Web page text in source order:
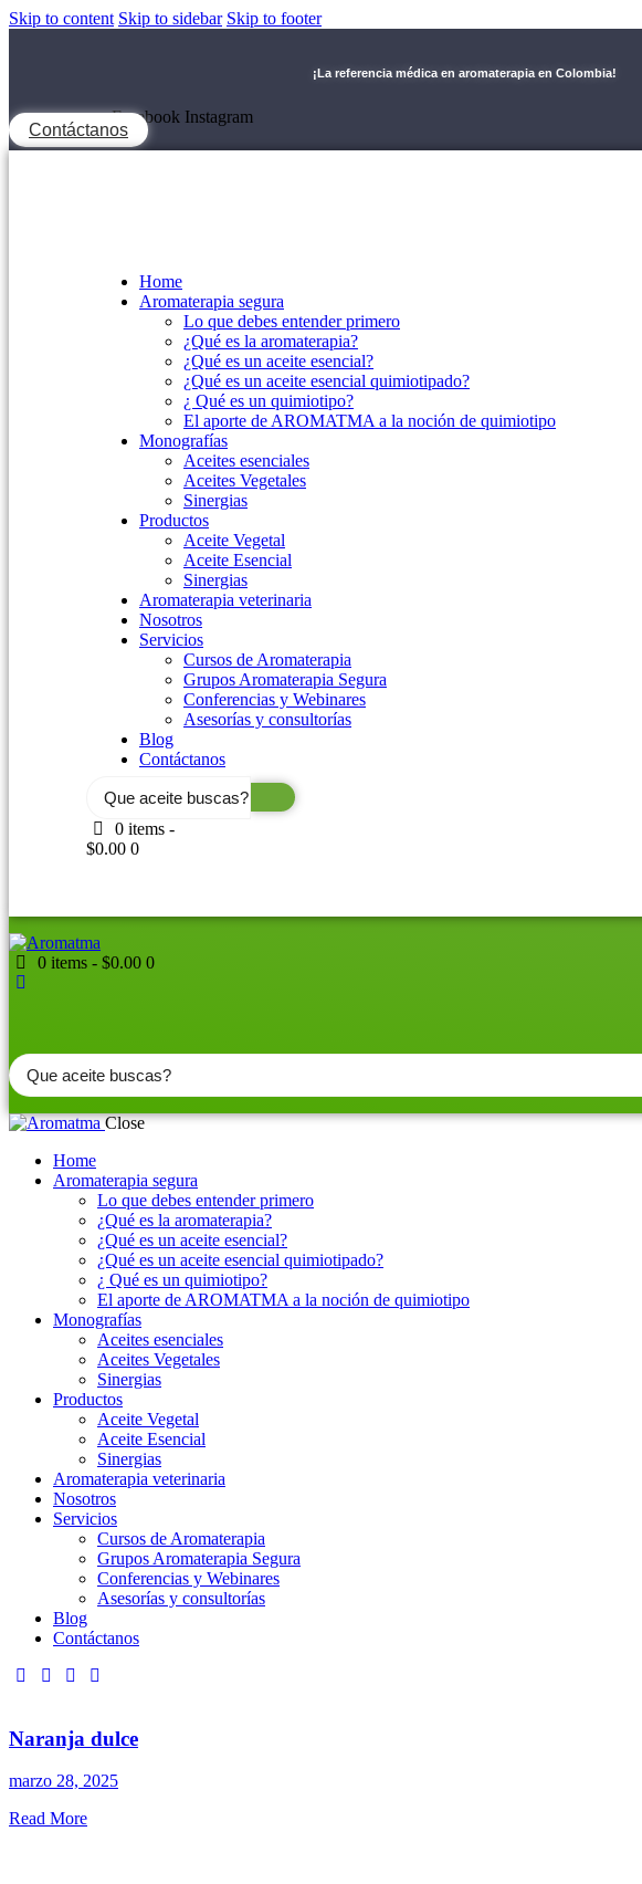
Skip to content Skip to sidebar Skip to footer
¡La referencia médica en aromaterapia en Colombia!
Facebook Instagram
Contáctanos
Home
Aromaterapia segura
Lo que debes entender primero
¿Qué es la aromaterapia?
¿Qué es un aceite esencial?
¿Qué es un aceite esencial quimiotipado?
¿ Qué es un quimiotipo?
El aporte de AROMATMA a la noción de quimiotipo
Monografías
Aceites esenciales
Aceites Vegetales
Sinergias
Productos
Aceite Vegetal
Aceite Esencial
Sinergias
Aromaterapia veterinaria
Nosotros
Servicios
Cursos de Aromaterapia
Grupos Aromaterapia Segura
Conferencias y Webinares
Asesorías y consultorías
Blog
Contáctanos
0 items -
$0.00 0
0 items -$0.00 0
Search
...
Close
Home
Aromaterapia segura
Lo que debes entender primero
¿Qué es la aromaterapia?
¿Qué es un aceite esencial?
¿Qué es un aceite esencial quimiotipado?
¿ Qué es un quimiotipo?
El aporte de AROMATMA a la noción de quimiotipo
Monografías
Aceites esenciales
Aceites Vegetales
Sinergias
Productos
Aceite Vegetal
Aceite Esencial
Sinergias
Aromaterapia veterinaria
Nosotros
Servicios
Cursos de Aromaterapia
Grupos Aromaterapia Segura
Conferencias y Webinares
Asesorías y consultorías
Blog
Contáctanos
Naranja dulce
marzo 28, 2025
Read More